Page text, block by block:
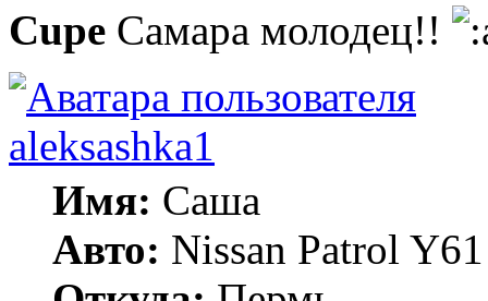
Cupe Самара молодец!!
aleksashka1
Имя: Саша
Авто: Nissan Patrol